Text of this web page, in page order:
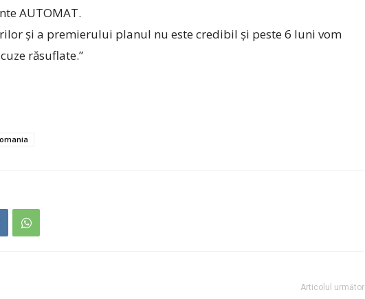
AUTOMAT.
și a premierului planul nu este credibil și peste 6 luni vom
răsuflate.”
Articolul următor